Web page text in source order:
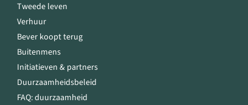
Tweede leven
Verhuur
Bever koopt terug
Buitenmens
Initiatieven & partners
Duurzaamheidsbeleid
FAQ: duurzaamheid